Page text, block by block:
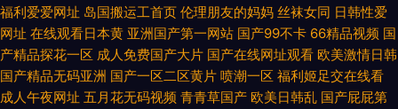
蝌蚪 91网址在线观看视频 福利片偷拍二区 久久超碰人人操
福利爱爱网址 岛国搬运工首页 伦理朋友的妈妈 丝袜女同 日韩性爱
网址 在线观看日本黄 亚洲国产第一网站 国产99不卡 66精品视频 国
产精品探花一区 成人免费国产大片 国产在线网址观看 欧美激情日韩
国产精品无码亚洲 国产一区二区黄片 喷潮一区 福利姬足交在线看
成人午夜网址 五月花无码视频 青青草国产 欧美日韩乱 国产屁屁第